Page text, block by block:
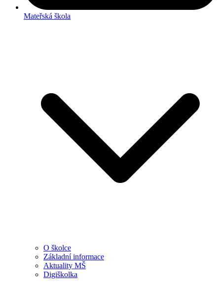
Mateřská škola
O školce
Základní informace
Aktuality MŠ
Digiškolka